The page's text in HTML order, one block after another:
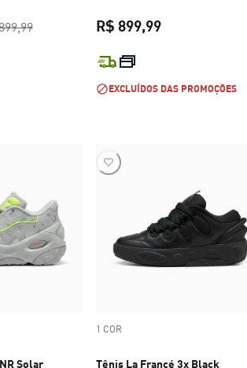
preço original R$ 899,99
R$ 899,99
EXCLUÍDOS DAS PROMOÇÕES
Solar
1 COR
Tênis La Francé 3x Black